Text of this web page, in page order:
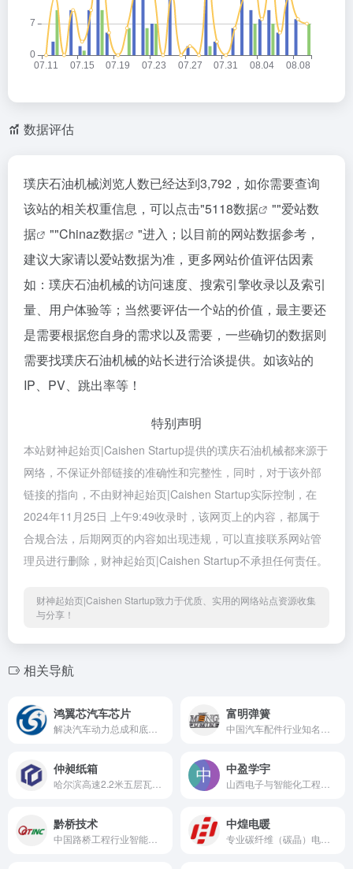
数据评估
璞庆石油机械浏览人数已经达到3,792，如你需要查询
该站的相关权重信息，可以点击"5118数据 ""爱站数
据
""Chinaz数据
"进入；以目前的网站数据参考，
建议大家请以爱站数据为准，更多网站价值评估因素
如：璞庆石油机械的访问速度、搜索引擎收录以及索引
量、用户体验等；当然要评估一个站的价值，最主要还
是需要根据您自身的需求以及需要，一些确切的数据则
需要找璞庆石油机械的站长进行洽谈提供。如该站的
IP、PV、跳出率等！
特别声明
本站财神起始页|Caishen Startup提供的璞庆石油机械都来源于
网络，不保证外部链接的准确性和完整性，同时，对于该外部
链接的指向，不由财神起始页|Caishen Startup实际控制，在
2024年11月25日 上午9:49收录时，该网页上的内容，都属于
合规合法，后期网页的内容如出现违规，可以直接联系网站管
理员进行删除，财神起始页|Caishen Startup不承担任何责任。
财神起始页|Caishen Startup致力于优质、实用的网络站点资源收集
与分享！
相关导航
鸿翼芯汽车芯片 富明弹簧
仲昶纸箱 中盈学宇
黔桥技术 中煌电暖